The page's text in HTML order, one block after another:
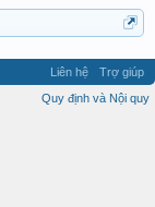
Liên hệ
Trợ giúp
Quy định và Nội quy